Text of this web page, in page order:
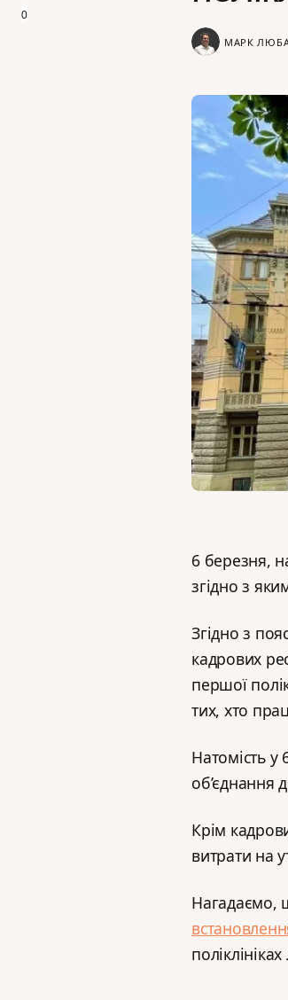
МАРК
6 березня,
згідно з
Згідно з
кадрових
першої
тих, хто
Натомість у
об’єднання
Крім
витрати на
Нагадаємо,
0